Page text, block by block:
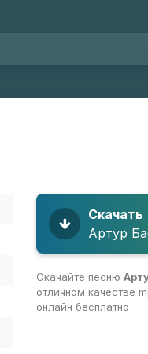
Скачать
Артур
Скачайте песню
отличном качестве
онлайн бесплатно